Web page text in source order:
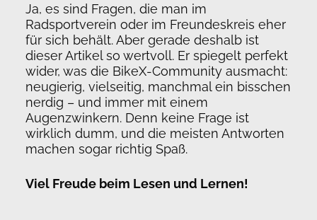
Ja, es sind Fragen, die man im
Radsportverein oder im Freundeskreis eher
für sich behält. Aber gerade deshalb ist
dieser Artikel so wertvoll. Er spiegelt perfekt
wider, was die BikeX-Community ausmacht:
neugierig, vielseitig, manchmal ein bisschen
nerdig – und immer mit einem
Augenzwinkern. Denn keine Frage ist
wirklich dumm, und die meisten Antworten
machen sogar richtig Spaß.
Viel Freude beim Lesen und Lernen!